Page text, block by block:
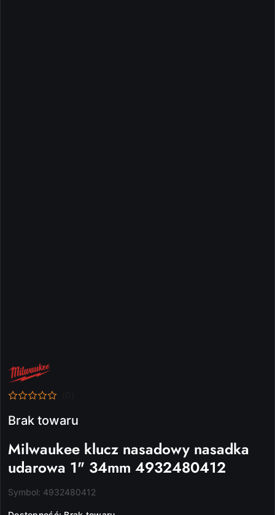
NAZWA
PRODUCENTA:
MILWAUKEE
Brak towaru
Milwaukee klucz nasadowy nasadka
udarowa 1" 34mm 4932480412
Symbol: 4932480412